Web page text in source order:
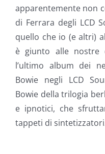
apparentemente non
di Ferrara degli LCD
quello che io (e altri)
è giunto alle nostre
l’ultimo album dei
Bowie negli LCD
Bowie della trilogia
e ipnotici, che
tappeti di